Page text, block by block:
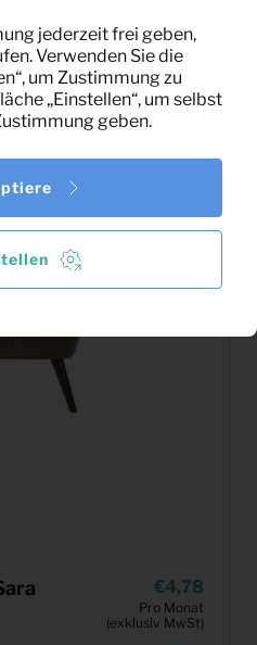
(exklusiv MwSt)
4,78
Pro Monat
(exklusiv MwSt)
jederzeit frei geben,
Verwenden Sie die
um Zustimmung zu
„Einstellen“, um selbst
geben.